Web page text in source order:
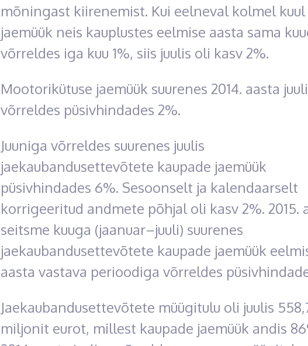
mõningast kiirenemist. Kui eelneval kolmel kuul
jaemüük neis kauplustes eelmise aasta sama
võrreldes iga kuu 1%, siis juulis oli kasv 2%.
Mootorikütuse jaemüük suurenes 2014. aasta
võrreldes püsivhindades 2%.
Juuniga võrreldes suurenes juulis
jaekaubandusettevõtete kaupade jaemüük
püsivhindades 6%. Sesoonselt ja kalendaarselt
korrigeeritud andmete põhjal oli kasv 2%. 2015.
seitsme kuuga (jaanuar–juuli) suurenes
jaekaubandusettevõtete kaupade jaemüük
aasta vastava perioodiga võrreldes
Jaekaubandusettevõtete müügitulu oli juulis
miljonit eurot, millest kaupade jaemüük andis